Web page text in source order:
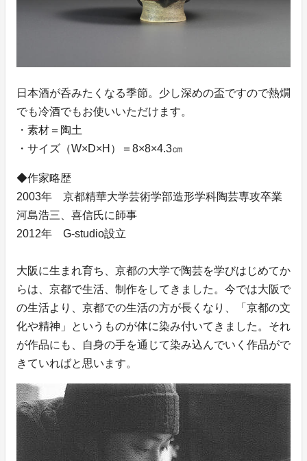
日本酒が呑みたくなる季節。少し深めの盃ですので熱燗
でも冷酒でもお使いいただけます。
・素材＝陶土
・サイズ（W×D×H）＝8×8×4.3㎝
◆作家略歴
2003年 京都精華大学芸術学部造形学科陶芸専攻卒業
河島浩三、喜信氏に師事
2012年 G-studio設立
大阪に生まれ育ち、京都の大学で陶芸を学びはじめてか
らは、京都で生活、制作をしてきました。今では大阪で
の生活より、京都での生活の方が長くなり、「京都の文
化や精神」というものが体に染み付いてきました。それ
が作品にも、自身の手を通じて染み込んでいく作品がで
きていればと思います。